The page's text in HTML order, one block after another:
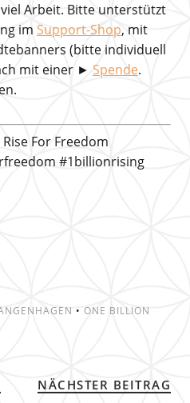
Arbeit. Bitte unterstützt
im Support-Shop, mit
(bitte individuell
mit einer ► Spende.
• ONE BILLION
NÄCHSTER BEITRAG